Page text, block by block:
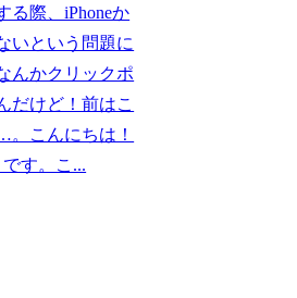
る際、iPhoneか
いという問題に
んかクリックポ
だけど！前はこ
こんにちは！
す。こ...